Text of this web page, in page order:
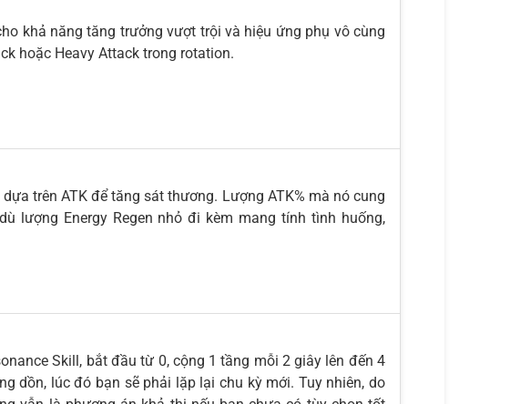
khả năng tăng trưởng vượt trội và hiệu ứng phụ vô cùng
hoặc Heavy Attack trong rotation.
trên ATK để tăng sát thương. Lượng ATK% mà nó cung
lượng Energy Regen nhỏ đi kèm mang tính tình huống,
Skill, bắt đầu từ 0, cộng 1 tầng mỗi 2 giây lên đến 4
dồn, lúc đó bạn sẽ phải lặp lại chu kỳ mới. Tuy nhiên, do